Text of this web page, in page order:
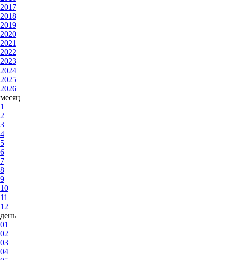
2017
2018
2019
2020
2021
2022
2023
2024
2025
2026
месяц
1
2
3
4
5
6
7
8
9
10
11
12
день
01
02
03
04